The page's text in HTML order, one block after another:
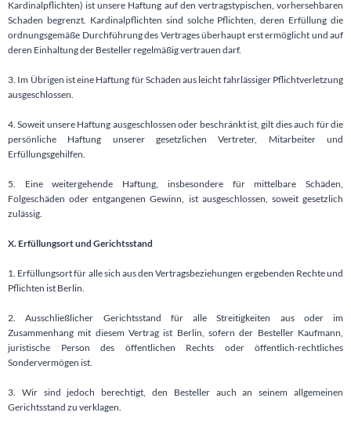
Kardinalpflichten) ist unsere Haftung auf den vertragstypischen, vorhersehbaren
Schaden begrenzt. Kardinalpflichten sind solche Pflichten, deren Erfüllung die
ordnungsgemäße Durchführung des Vertrages überhaupt erst ermöglicht und auf
deren Einhaltung der Besteller regelmäßig vertrauen darf.
3. Im Übrigen ist eine Haftung für Schäden aus leicht fahrlässiger Pflichtverletzung
ausgeschlossen.
4. Soweit unsere Haftung ausgeschlossen oder beschränkt ist, gilt dies auch für die
persönliche Haftung unserer gesetzlichen Vertreter, Mitarbeiter und
Erfüllungsgehilfen.
5. Eine weitergehende Haftung, insbesondere für mittelbare Schäden,
Folgeschäden oder entgangenen Gewinn, ist ausgeschlossen, soweit gesetzlich
zulässig.
X. Erfüllungsort und Gerichtsstand
1. Erfüllungsort für alle sich aus den Vertragsbeziehungen ergebenden Rechte und
Pflichten ist Berlin.
2. Ausschließlicher Gerichtsstand für alle Streitigkeiten aus oder im
Zusammenhang mit diesem Vertrag ist Berlin, sofern der Besteller Kaufmann,
juristische Person des öffentlichen Rechts oder öffentlich-rechtliches
Sondervermögen ist.
3. Wir sind jedoch berechtigt, den Besteller auch an seinem allgemeinen
Gerichtsstand zu verklagen.